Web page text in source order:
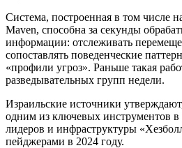
Система, построенная в том числе
Maven, способна за секунды
информации: отслеживать
сопоставлять поведенческие
«профили угроз». Раньше такая
разведывательных групп недели.
Израильские источники
одним из ключевых инструментов в
лидеров и инфраструктуры
пейджерами в 2024 году.